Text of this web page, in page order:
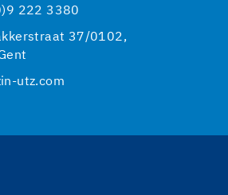
222 3380
37/0102,
utz.com